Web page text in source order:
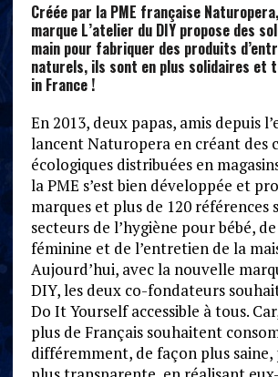
Créée par la PME française
marque L’atelier du DIY propose des
main pour fabriquer des produits
naturels, ils sont en plus solidaires et
in France !
En 2013, deux papas, amis depuis
lancent Naturopera en créant des
écologiques distribuées en
la PME s’est bien développée et
marques et plus de 120 références
secteurs de l’hygiène pour bébé,
féminine et de l’entretien de la
Aujourd’hui, avec la nouvelle
DIY, les deux co-fondateurs
Do It Yourself accessible à tous.
plus de Français souhaitent
différemment, de façon plus